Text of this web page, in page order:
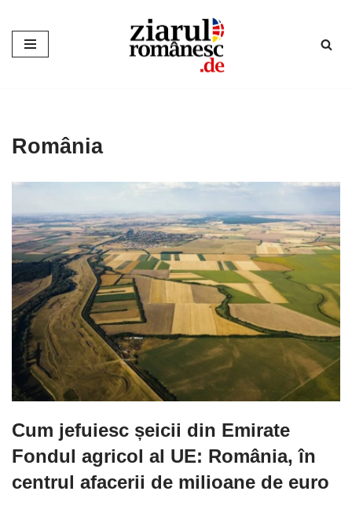
Sari
România
Cum jefuiesc șeicii din Emirate
Fondul agricol al UE: România, în
centrul afacerii de milioane de euro